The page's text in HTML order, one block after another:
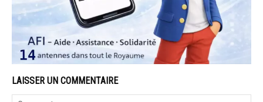
LAISSER UN COMMENTAIRE